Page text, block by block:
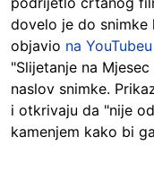
dovelo je do snimke
objavio na YouTubeu
"Slijetanje na
naslov snimke.
i otkrivaju da "nije
kamenjem kako bi